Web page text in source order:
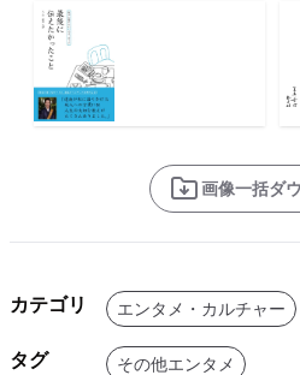
画像一括ダ
カテゴリ エンタメ・カルチャー
タグ その他エンタメ